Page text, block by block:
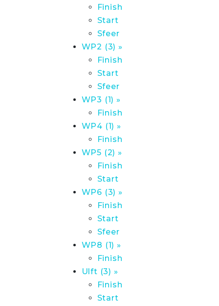
Finish
Start
Sfeer
WP2 (3) »
Finish
Start
Sfeer
WP3 (1) »
Finish
WP4 (1) »
Finish
WP5 (2) »
Finish
Start
WP6 (3) »
Finish
Start
Sfeer
WP8 (1) »
Finish
Ulft (3) »
Finish
Start